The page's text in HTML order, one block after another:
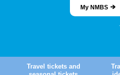
My NMBS
Travel tickets and